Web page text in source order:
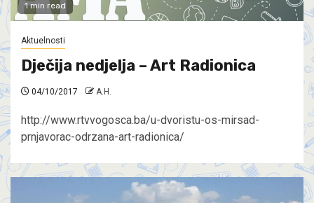
1 min read
Aktuelnosti
Dječija nedjelja – Art Radionica
04/10/2017 A.H.
http://www.rtvvogosca.ba/u-dvoristu-os-mirsad-
prnjavorac-odrzana-art-radionica/